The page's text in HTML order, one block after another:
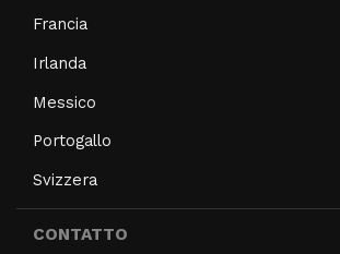
Francia
Irlanda
Messico
Portogallo
Svizzera
CONTATTO